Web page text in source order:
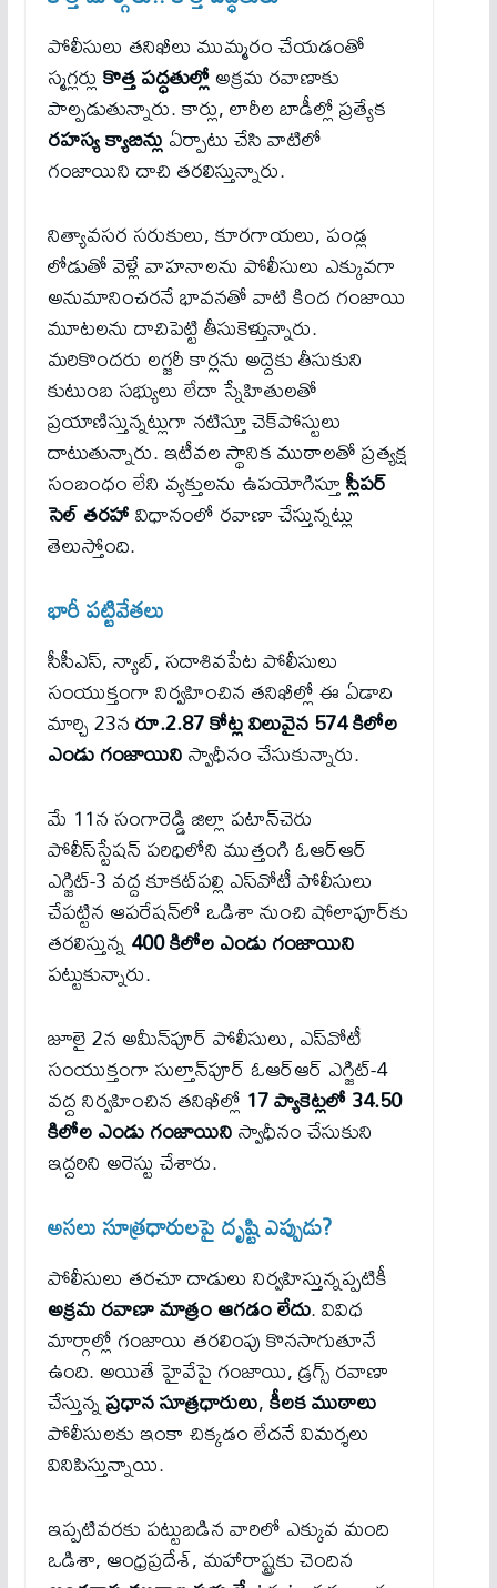
పోలీసులు తనిఖీలు ముమ్మరం చేయడంతో
స్మగ్లర్లుకొత్త పద్ధతుల్లోఅక్రమ రవాణాకు
పాల్పడుతున్నారు. కార్లు, లారీల బాడీల్లో ప్రత్యేక
రహస్య క్యాబిన్లుఏర్పాటు చేసి వాటిలో
గంజాయిని దాచి తరలిస్తున్నారు.
నిత్యావసర సరుకులు, కూరగాయలు, పండ్ల
లోడుతో వెళ్లే వాహనాలను పోలీసులు ఎక్కువగా
అనుమానించరనే భావనతో వాటి కింద గంజాయి
మూటలను దాచిపెట్టి తీసుకెళ్తున్నారు.
మరికొందరు లగ్జరీ కార్లను అద్దెకు తీసుకుని
కుటుంబ సభ్యులు లేదా స్నేహితులతో
ప్రయాణిస్తున్నట్లుగా నటిస్తూ చెక్‌పోస్టులు
దాటుతున్నారు. ఇటీవల స్థానిక ముఠాలతో ప్రత్యక్ష
సంబంధం లేని వ్యక్తులను ఉపయోగిస్తూస్లీపర్
సెల్ తరహావిధానంలో రవాణా చేస్తున్నట్లు
తెలుస్తోంది.
భారీ పట్టివేతలు
సీసీఎస్, న్యాబ్, సదాశివపేట పోలీసులు
సంయుక్తంగా నిర్వహించిన తనిఖీల్లో ఈ ఏడాది
మార్చి 23నరూ.2.87 కోట్ల విలువైన 574 కిలోల
ఎండు గంజాయినిస్వాధీనం చేసుకున్నారు.
మే 11న సంగారెడ్డి జిల్లా పటాన్‌చెరు
పోలీస్‌స్టేషన్ పరిధిలోని ముత్తంగి ఓఆర్‌ఆర్
ఎగ్జిట్-3 వద్ద కూకట్‌పల్లి ఎస్‌వోటీ పోలీసులు
చేపట్టిన ఆపరేషన్‌లో ఒడిశా నుంచి షోలాపూర్‌కు
తరలిస్తున్న400 కిలోల ఎండు గంజాయిని
పట్టుకున్నారు.
జూలై 2న అమీన్‌పూర్ పోలీసులు, ఎస్‌వోటీ
సంయుక్తంగా సుల్తాన్‌పూర్ ఓఆర్‌ఆర్ ఎగ్జిట్-4
వద్ద నిర్వహించిన తనిఖీల్లో 17 ప్యాకెట్లలో 34.50
కిలోల ఎండు గంజాయినిస్వాధీనం చేసుకుని
ఇద్దరిని అరెస్టు చేశారు.
అసలు సూత్రధారులపై దృష్టి ఎప్పుడు?
పోలీసులు తరచూ దాడులు నిర్వహిస్తున్నప్పటికీ
అక్రమ రవాణా మాత్రం ఆగడం లేదు. వివిధ
మార్గాల్లో గంజాయి తరలింపు కొనసాగుతూనే
ఉంది. అయితే హైవేపై గంజాయి, డ్రగ్స్ రవాణా
చేస్తున్నప్రధాన సూత్రధారులు,కీలక ముఠాలు
పోలీసులకు ఇంకా చిక్కడం లేదనే విమర్శలు
వినిపిస్తున్నాయి.
ఇప్పటివరకు పట్టుబడిన వారిలో ఎక్కువ మంది
ఒడిశా, ఆంధ్రప్రదేశ్, మహారాష్ట్రకు చెందిన